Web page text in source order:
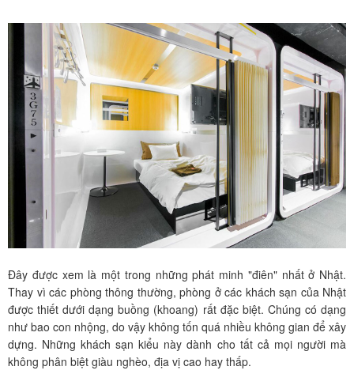
Đây được xem là một trong những phát minh "điên" nhất ở Nhật.
Thay vì các phòng thông thường, phòng ở các khách sạn của Nhật
được thiết dưới dạng buồng (khoang) rất đặc biệt. Chúng có dạng
như bao con nhộng, do vậy không tốn quá nhiều không gian để xây
dựng. Những khách sạn kiểu này dành cho tất cả mọi người mà
không phân biệt giàu nghèo, địa vị cao hay thấp.